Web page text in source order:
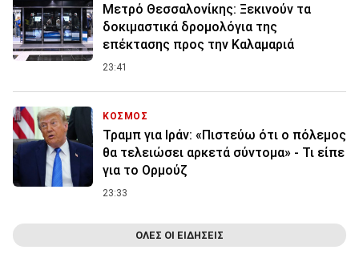
Μετρό Θεσσαλονίκης: Ξεκινούν τα
δοκιμαστικά δρομολόγια της
επέκτασης προς την Καλαμαριά
23:41
ΚΟΣΜΟΣ
Τραμπ για Ιράν: «Πιστεύω ότι ο πόλεμος
θα τελειώσει αρκετά σύντομα» - Τι είπε
για το Ορμούζ
23:33
ΟΛΕΣ ΟΙ ΕΙΔΗΣΕΙΣ